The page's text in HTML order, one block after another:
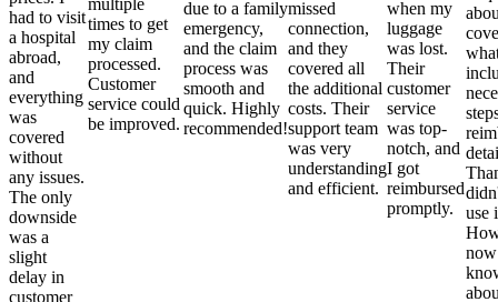
had to visit
a hospital
abroad,
and
everything
was
covered
without
any issues.
The only
downside
was a
slight
delay in
customer
times to get
my claim
processed.
Customer
service could
be improved.
due to a family
emergency,
and the claim
process was
smooth and
quick. Highly
recommended!
missed
connection,
and they
covered all
the additional
costs. Their
support team
was very
understanding
and efficient.
when my
luggage
was lost.
Their
customer
service
was top-
notch, and
I got
reimbursed
promptly.
use